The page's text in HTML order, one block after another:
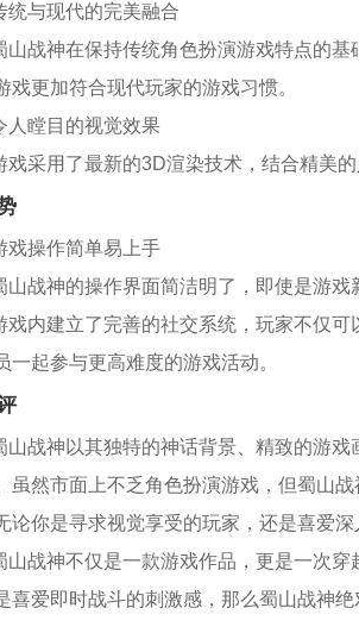
统与现代的完美融合
山战神在保持传统角色扮演游戏特点的
戏更加符合现代玩家的游戏习惯。
人瞠目的视觉效果
戏采用了最新的3D渲染技术，结合精美
戏操作简单易上手
山战神的操作界面简洁明了，即使是游
戏内建立了完善的社交系统，玩家不仅
一起参与更高难度的游戏活动。
山战神以其独特的神话背景、精致的游
虽然市面上不乏角色扮演游戏，但蜀山
论你是寻求视觉享受的玩家，还是喜爱
山战神不仅是一款游戏作品，更是一次
喜爱即时战斗的刺激感，那么蜀山战神